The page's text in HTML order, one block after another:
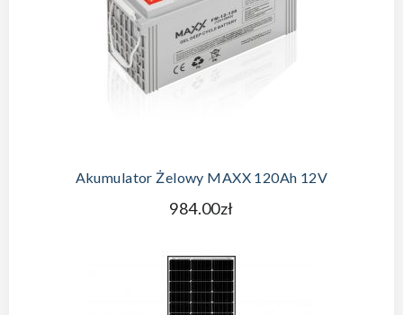
Akumulator Żelowy MAXX 120Ah 12V
984.00zł